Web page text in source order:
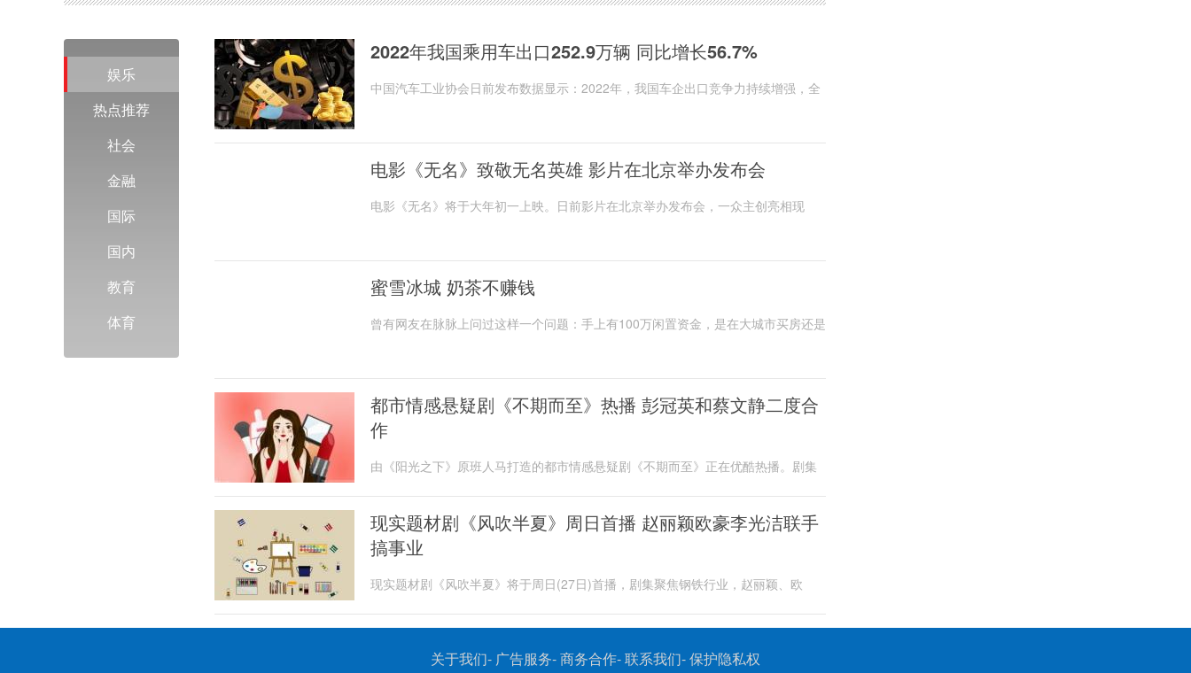
娱乐
热点推荐
社会
金融
国际
国内
教育
体育
2022年我国乘用车出口252.9万辆 同比增长56.7%
中国汽车工业协会日前发布数据显示：2022年，我国车企出口竞争力持续增强，全
电影《无名》致敬无名英雄 影片在北京举办发布会
电影《无名》将于大年初一上映。日前影片在北京举办发布会，一众主创亮相现
蜜雪冰城 奶茶不赚钱
曾有网友在脉脉上问过这样一个问题：手上有100万闲置资金，是在大城市买房还是
都市情感悬疑剧《不期而至》热播 彭冠英和蔡文静二度合
作
由《阳光之下》原班人马打造的都市情感悬疑剧《不期而至》正在优酷热播。剧集
现实题材剧《风吹半夏》周日首播 赵丽颖欧豪李光洁联手
搞事业
现实题材剧《风吹半夏》将于周日(27日)首播，剧集聚焦钢铁行业，赵丽颖、欧
关于我们- 广告服务- 商务合作- 联系我们- 保护隐私权